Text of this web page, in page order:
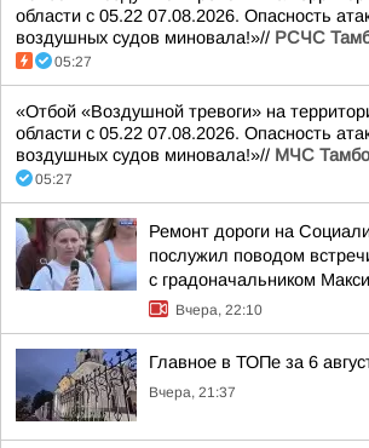
области с 05.22 07.08.2026. Опасность
воздушных судов миновала!»// РСЧС
05:27
«Отбой «Воздушной тревоги» на
области с 05.22 07.08.2026. Опасность
воздушных судов миновала!»// МЧС
05:27
Ремонт дороги на
послужил поводом
с градоначальником
Вчера, 22:10
Главное в ТОПе за 6
Вчера, 21:37